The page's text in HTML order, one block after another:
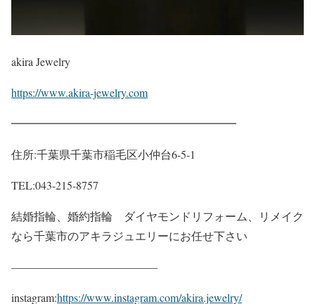
akira Jewelry
https://www.akira-jewelry.com
━━━━━━━━━━━━━━━━━━━━
住所:千葉県千葉市稲毛区小仲台6-5-1
TEL:043-215-8757
結婚指輪、婚約指輪 ダイヤモンドリフォーム、リメイク
なら千葉市のアキラジュエリーにお任せ下さい
—————————————
instagram:https://www.instagram.com/akira.jewelry/